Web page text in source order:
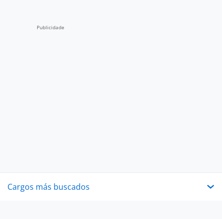
Cargos más buscados